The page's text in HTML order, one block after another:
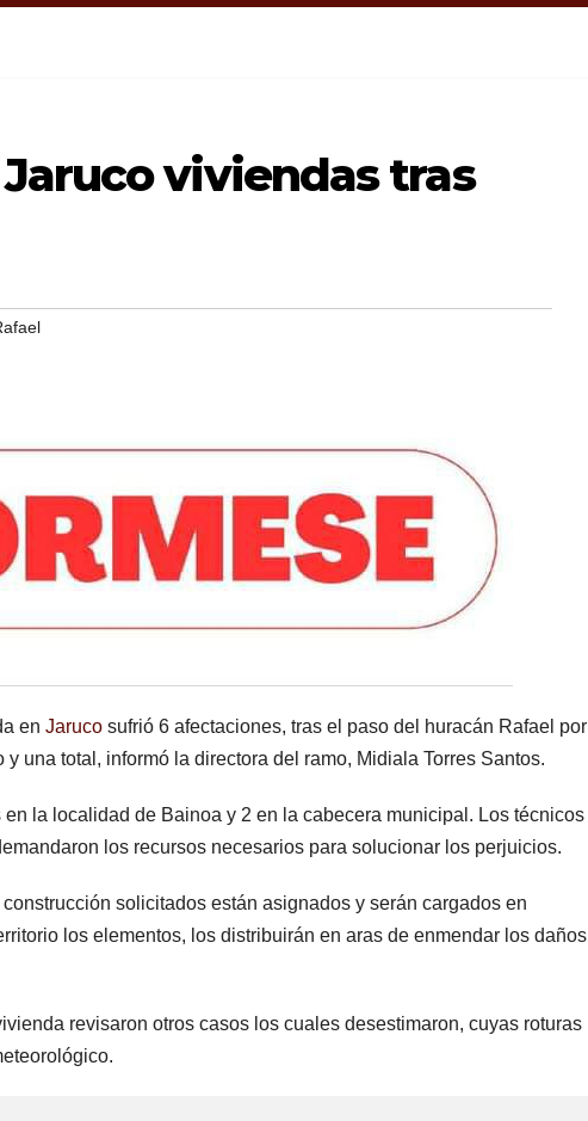
viviendas tras
en Jaruco sufrió 6 afectaciones, tras el paso del huracán Rafael por
una total, informó la directora del ramo, Midiala Torres Santos.
la localidad de Bainoa y 2 en la cabecera municipal. Los técnicos
los recursos necesarios para solucionar los perjuicios.
solicitados están asignados y serán cargados en
los elementos, los distribuirán en aras de enmendar los daños
revisaron otros casos los cuales desestimaron, cuyas roturas